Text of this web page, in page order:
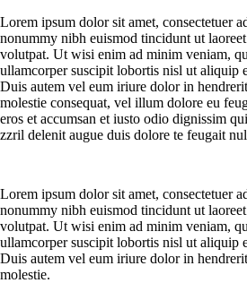
Lorem ipsum dolor sit amet, consectetuer
nonummy nibh euismod tincidunt ut
volutpat. Ut wisi enim ad minim veniam,
ullamcorper suscipit lobortis nisl ut aliquip
Duis autem vel eum iriure dolor in
molestie consequat, vel illum dolore eu
eros et accumsan et iusto odio dignissim
zzril delenit augue duis dolore te feugait
Lorem ipsum dolor sit amet, consectetuer
nonummy nibh euismod tincidunt ut
volutpat. Ut wisi enim ad minim veniam,
ullamcorper suscipit lobortis nisl ut aliquip
Duis autem vel eum iriure dolor in
molestie.